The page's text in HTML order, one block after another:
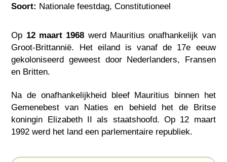
Soort: Nationale feestdag, Constitutioneel
Op 12 maart 1968 werd Mauritius onafhankelijk van
Groot-Brittannië. Het eiland is vanaf de 17e eeuw
gekoloniseerd geweest door Nederlanders, Fransen
en Britten.
Na de onafhankelijkheid bleef Mauritius binnen het
Gemenebest van Naties en behield het de Britse
koningin Elizabeth II als staatshoofd. Op 12 maart
1992 werd het land een parlementaire republiek.